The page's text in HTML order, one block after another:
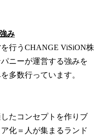
み
行うCHANGE ViSiON株
ニーが運営する強みを
多数行っています。
たコンセプトを作りブ
化＝人が集まるランド